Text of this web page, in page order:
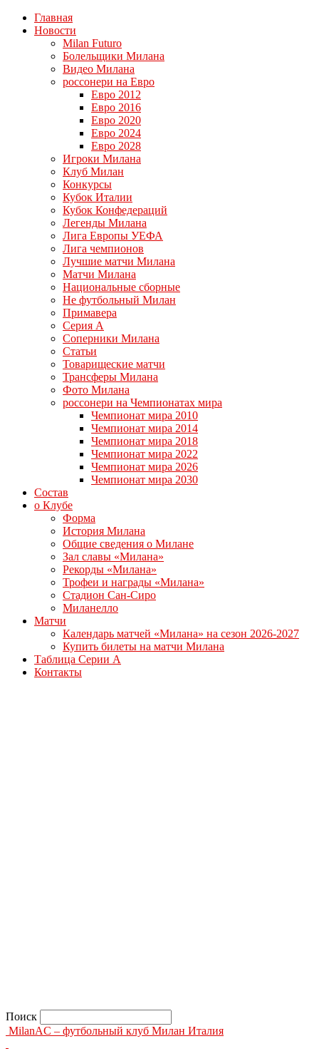
Главная
Новости
Milan Futuro
Болельщики Милана
Видео Милана
россонери на Евро
Евро 2012
Евро 2016
Евро 2020
Евро 2024
Евро 2028
Игроки Милана
Клуб Милан
Конкурсы
Кубок Италии
Кубок Конфедераций
Легенды Милана
Лига Европы УЕФА
Лига чемпионов
Лучшие матчи Милана
Матчи Милана
Национальные сборные
Не футбольный Милан
Примавера
Серия А
Соперники Милана
Статьи
Товарищеские матчи
Трансферы Милана
Фото Милана
россонери на Чемпионатах мира
Чемпионат мира 2010
Чемпионат мира 2014
Чемпионат мира 2018
Чемпионат мира 2022
Чемпионат мира 2026
Чемпионат мира 2030
Состав
о Клубе
Форма
История Милана
Общие сведения о Милане
Зал славы «Милана»
Рекорды «Милана»
Трофеи и награды «Милана»
Стадион Сан-Сиро
Миланелло
Матчи
Календарь матчей «Милана» на сезон 2026-2027
Купить билеты на матчи Милана
Таблица Серии А
Контакты
Поиск
MilanAC – футбольный клуб Милан Италия